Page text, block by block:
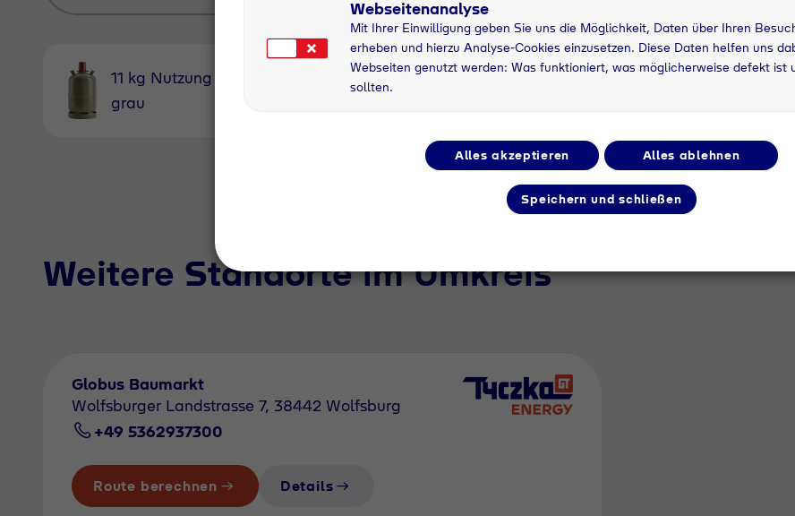
11 kg Nutzung
grau
11 kg
5 kg Nutzung
Weitere Standorte im Umkreis
Globus Baumarkt
Wolfsburger Landstrasse 7, 38442 Wolfsburg
+49 5362937300
Route berechnen Details
Webseitenanalyse
Mit Ihrer Einwilligung geben Sie uns die Möglichkeit, Daten über Ihren
erheben und hierzu Analyse-Cookies einzusetzen. Diese Daten helfen uns
Webseiten genutzt werden: Was funktioniert, was möglicherweise defekt ist
sollten.
Alles akzeptieren Alles ablehnen
Speichern und schließen